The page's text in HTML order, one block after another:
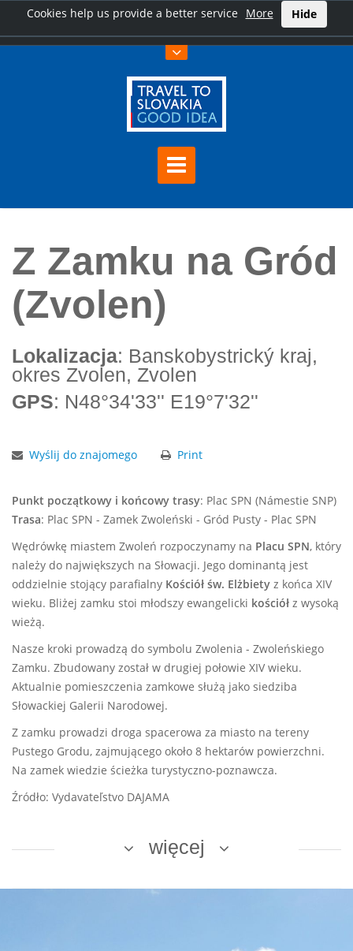
Cookies help us provide a better service More Hide
Z Zamku na Gród (Zvolen)
Z Zamku na Gród
(Zvolen)
Lokalizacja: Banskobystrický kraj,
okres Zvolen, Zvolen
GPS: N48°34'33'' E19°7'32''
Wyślij do znajomego Print
Punkt początkowy i końcowy trasy: Plac SPN (Námestie SNP)
Trasa: Plac SPN - Zamek Zwoleński - Gród Pusty - Plac SPN
Wędrówkę miastem Zwoleń rozpoczynamy na Placu SPN, który
należy do największych na Słowacji. Jego dominantą jest
oddzielnie stojący parafialny Kościół św. Elżbiety z końca XIV
wieku. Bliżej zamku stoi młodszy ewangelicki kościół z wysoką
wieżą.
Nasze kroki prowadzą do symbolu Zwolenia - Zwoleńskiego
Zamku. Zbudowany został w drugiej połowie XIV wieku.
Aktualnie pomieszczenia zamkowe służą jako siedziba
Słowackiej Galerii Narodowej.
Z zamku prowadzi droga spacerowa za miasto na tereny
Pustego Grodu, zajmującego około 8 hektarów powierzchni.
Na zamek wiedzie ścieżka turystyczno-poznawcza.
Źródło: Vydavateľstvo DAJAMA
więcej